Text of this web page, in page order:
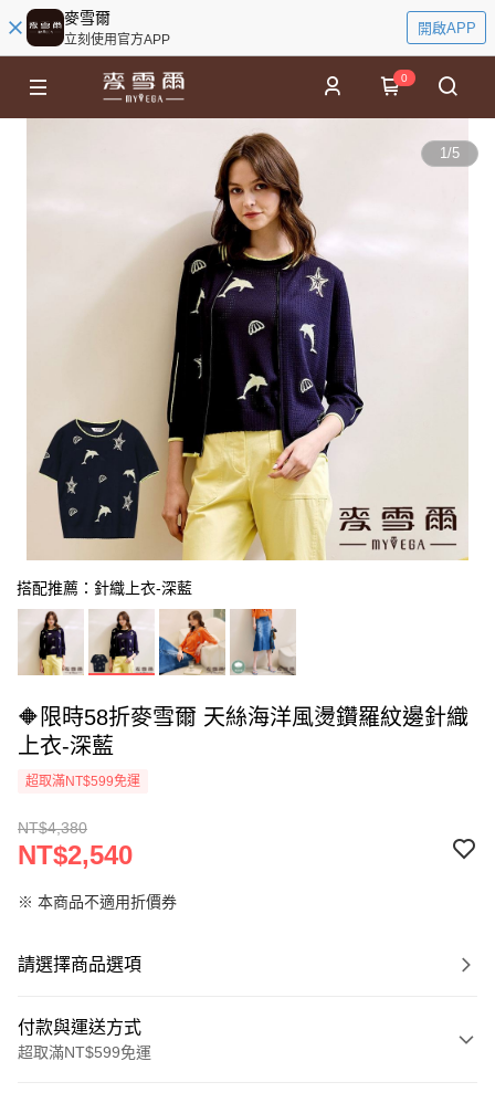
麥雪爾
立刻使用官方APP
開啟APP
0
1/5
搭配推薦：針織上衣-深藍
🔶限時58折麥雪爾 天絲海洋風燙鑽羅紋邊針織
上衣-深藍
超取滿NT$599免運
NT$4,380
NT$2,540
※ 本商品不適用折價券
請選擇商品選項
付款與運送方式
超取滿NT$599免運